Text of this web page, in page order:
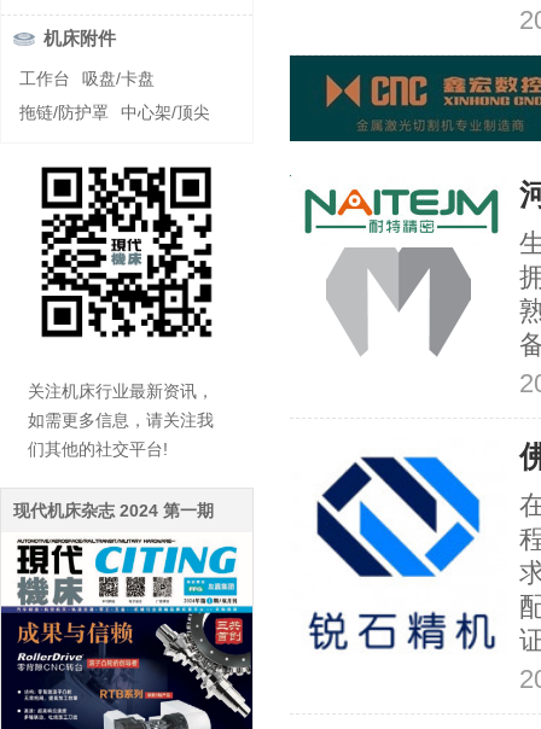
机床附件
工作台
吸盘/卡盘
拖链/防护罩
中心架/顶尖
关注机床行业最新资讯，
如需更多信息，请关注我
们其他的社交平台!
现代机床杂志 2024 第一期